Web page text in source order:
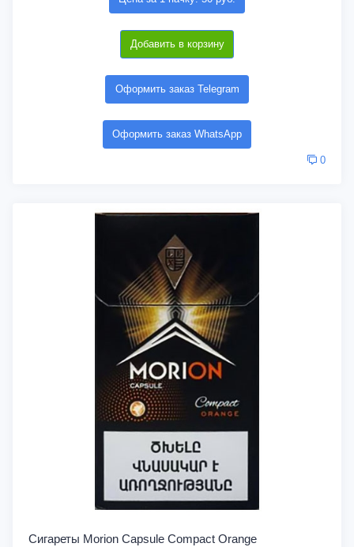
Добавить в корзину
Оформить заказ Telegram
Оформить заказ WhatsApp
0
Сигареты Morion Capsule Compact Orange